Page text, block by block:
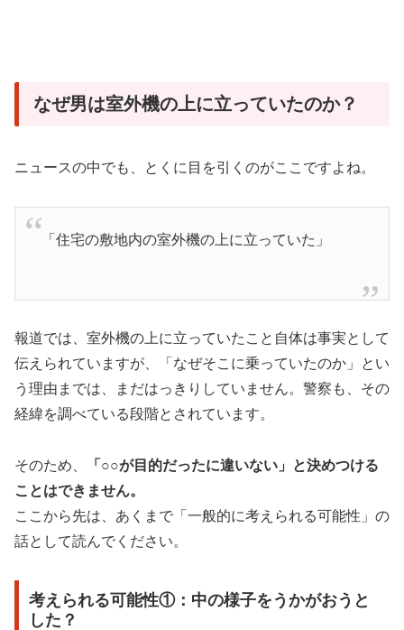
なぜ男は室外機の上に立っていたのか？
ニュースの中でも、とくに目を引くのがここですよね。
「住宅の敷地内の室外機の上に立っていた」
報道では、室外機の上に立っていたこと自体は事実として
伝えられていますが、「なぜそこに乗っていたのか」とい
う理由までは、まだはっきりしていません。警察も、その
経緯を調べている段階とされています。
そのため、
「○○が目的だったに違いない」と決めつける
ことはできません。
ここから先は、あくまで「一般的に考えられる可能性」の
話として読んでください。
考えられる可能性①：中の様子をうかがおうと
した？